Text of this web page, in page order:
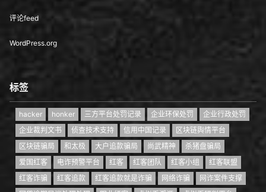
评论feed
WordPress.org
标签
hacker honker 三方平台处罚记录 企业环保处罚
企业行政处罚
企业裁判文书
侦查技术支持 信用中国记录
区块链舆情平台
区块链骗局
和太极 大户追款骗局 尚武精神
杀猪盘骗局
爱国红客
电诈预警平台 红客 红客团队 红客小组
红客联盟
红客诈骗
红客追款 红客追款就是诈骗 网络诈骗
网诈案件支撑